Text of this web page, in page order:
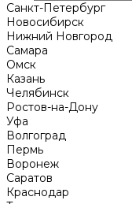
Санкт-Петербург
Новосибирск
Нижний Новгород
Cамара
Омск
Казань
Челябинск
Ростов-на-Дону
Уфа
Волгоград
Пермь
Воронеж
Саратов
Краснодар